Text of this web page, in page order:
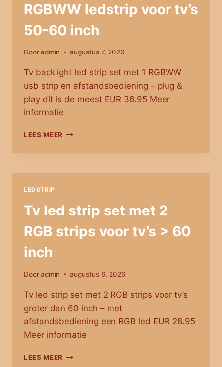
RGBWW ledstrip voor tv’s
50-60 inch
Dooradmin augustus 7, 2026
Tv backlight led strip set met 1 RGBWW
usb strip en afstandsbediening – plug &
play dit is de meest EUR 36.95 Meer
informatie
LEES MEER TV
SET
1
VOOR
TV’S
50-
60
LEDSTRIP
Tv led strip set met 2
RGB strips voor tv’s > 60
inch
Dooradmin augustus 6, 2026
Tv led strip set met 2 RGB strips voor tv’s
groter dan 60 inch – met
afstandsbediening een RGB led EUR 28.95
Meer informatie
LEES MEER TV